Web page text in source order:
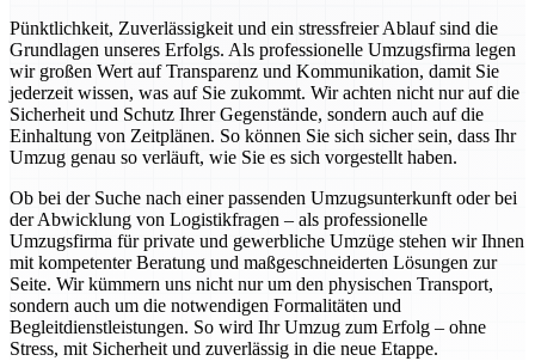
Pünktlichkeit, Zuverlässigkeit und ein stressfreier Ablauf sind die
Grundlagen unseres Erfolgs. Als professionelle Umzugsfirma legen
wir großen Wert auf Transparenz und Kommunikation, damit Sie
jederzeit wissen, was auf Sie zukommt. Wir achten nicht nur auf die
Sicherheit und Schutz Ihrer Gegenstände, sondern auch auf die
Einhaltung von Zeitplänen. So können Sie sich sicher sein, dass Ihr
Umzug genau so verläuft, wie Sie es sich vorgestellt haben.
Ob bei der Suche nach einer passenden Umzugsunterkunft oder bei
der Abwicklung von Logistikfragen – als professionelle
Umzugsfirma für private und gewerbliche Umzüge stehen wir Ihnen
mit kompetenter Beratung und maßgeschneiderten Lösungen zur
Seite. Wir kümmern uns nicht nur um den physischen Transport,
sondern auch um die notwendigen Formalitäten und
Begleitdienstleistungen. So wird Ihr Umzug zum Erfolg – ohne
Stress, mit Sicherheit und zuverlässig in die neue Etappe.